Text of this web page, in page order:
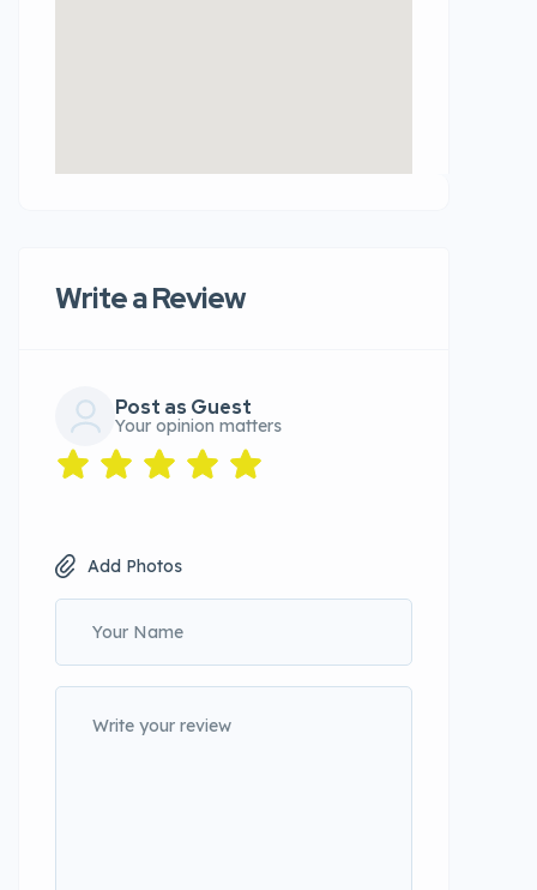
Write a Review
Post as Guest
Your opinion matters
Add Photos